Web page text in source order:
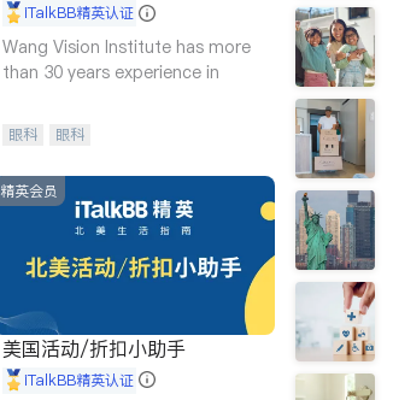
iTalkBB精英认证
Wang Vision Institute has more
than 30 years experience in
眼科 眼科
精英会员
美国活动/折扣小助手
iTalkBB精英认证